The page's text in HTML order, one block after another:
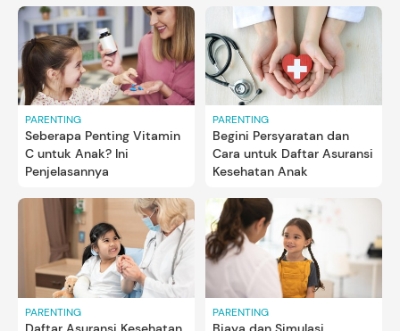
PARENTING
Seberapa Penting Vitamin
C untuk Anak? Ini
Penjelasannya
PARENTING
Begini Persyaratan dan
Cara untuk Daftar Asuransi
Kesehatan Anak
PARENTING PARENTING